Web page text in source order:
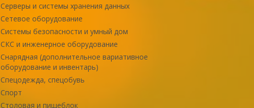
Серверы и системы хранения данных
Сетевое оборудование
Системы безопасности и умный дом
СКС и инженерное оборудование
Снарядная (дополнительное вариативное
оборудование и инвентарь)
Спецодежда, спецобувь
Спорт
Столовая и пищеблок